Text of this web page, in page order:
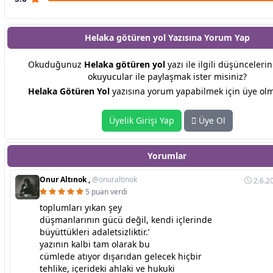
Helaka götüren yol Yazısına Yorum Yap
Okuduğunuz Helaka götüren yol yazı ile ilgili
okuyucular ile paylaşmak ister misiniz?
Helaka Götüren Yol yazısına yorum yapabilmek için üye
Üyelik Girişi Yap Üye Ol
Yorumlar
Onur Altınok ,@onuraltinok
5 puan verdi
toplumları yıkan şey
düşmanlarının gücü değil, kendi içlerinde
büyüttükleri adaletsizliktir.’
yazının kalbi tam olarak bu
cümlede atıyor dışarıdan gelecek hiçbir
tehlike, içerideki ahlaki ve hukuki